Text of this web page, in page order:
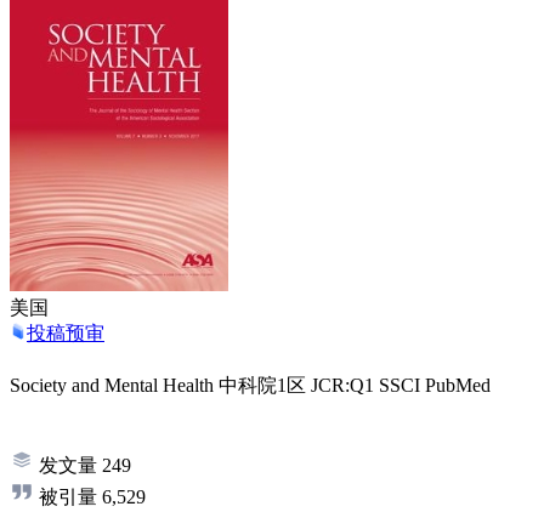
美国
投稿预审
Society and Mental Health 中科院1区 JCR:Q1 SSCI PubMed
发文量 249
被引量 6,529